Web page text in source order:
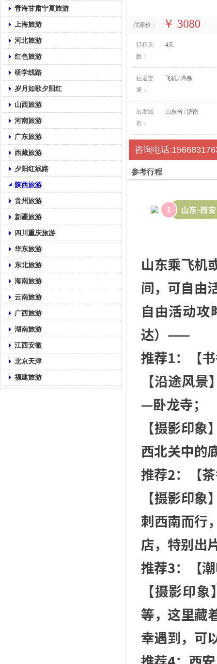
青海甘肃宁夏旅游
上海旅游
河北旅游
红色旅游
研学线路
岁月如歌夕阳红
山西旅游
河南旅游
广东旅游
西藏旅游
夕阳红线路
陕西旅游
贵州旅游
新疆旅游
四川重庆旅游
华东旅游
东北旅游
海南旅游
云南旅游
广西旅游
湖南旅游
江西安徽
北京天津
福建旅游
优惠价： ￥ 3080
行程天
数：
4天
往返交
通：
飞机 / 高铁
出发城
市：
山东省 / 济南
咨询电话
参考行程
1 山东-西安
山东乘飞机
间，可自由
自由活动
达）——
推荐1：【
【沿途风
—卧龙寺；
【摄影印
西北关中的
推荐2：【
【摄影印
刺西南而行
店，特别出
推荐3：【
【摄影印
等，这里藏
幸遇到，可